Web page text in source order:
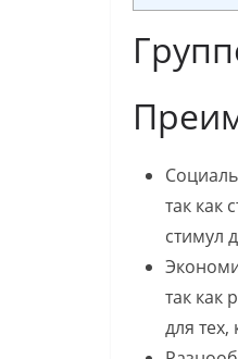
так как
стимул
так как
для